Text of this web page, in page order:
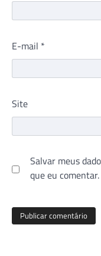
E-mail *
Site
Salvar meus
que eu comentar.